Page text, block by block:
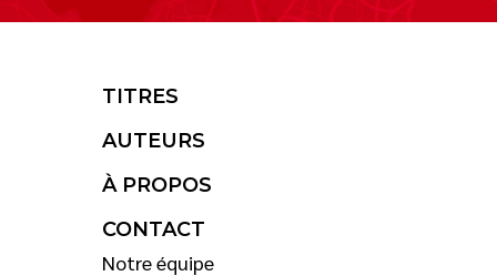
TITRES
AUTEURS
À PROPOS
CONTACT
Notre équipe